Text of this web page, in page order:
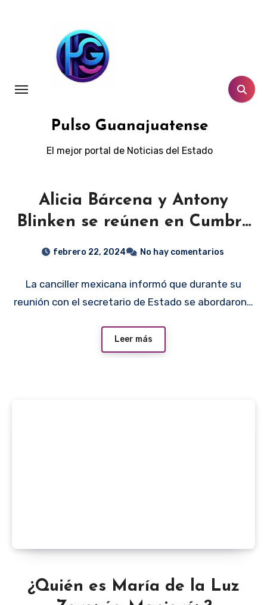
Pulso Guanajuatense
El mejor portal de Noticias del Estado
Alicia Bárcena y Antony
Blinken se reúnen en Cumbre
G-20
febrero 22, 2024 No hay comentarios
La canciller mexicana informó que durante su
reunión con el secretario de Estado se abordaron…
Leer más
¿Quién es María de la Luz